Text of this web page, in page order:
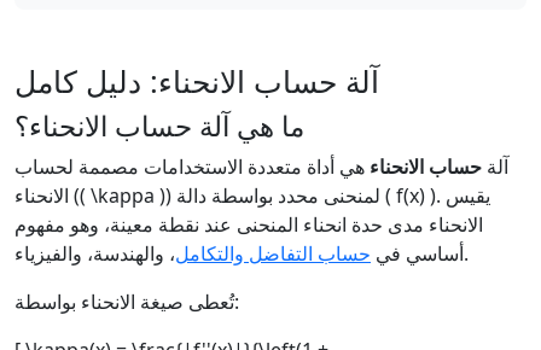
آلة حساب الانحناء: دليل كامل
ما هي آلة حساب الانحناء؟
آلة حساب الانحناء هي أداة متعددة الاستخدامات مصممة لحساب
الانحناء (( \kappa )) لمنحنى محدد بواسطة دالة ( f(x) ). يقيس
الانحناء مدى حدة انحناء المنحنى عند نقطة معينة، وهو مفهوم
أساسي في حساب التفاضل والتكامل
، والهندسة، والفيزياء.
تُعطى صيغة الانحناء بواسطة: